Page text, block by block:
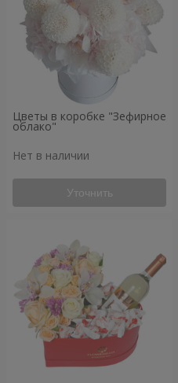
Цветы в коробке "Зефирное
облако"
Нет в наличии
Уточнить